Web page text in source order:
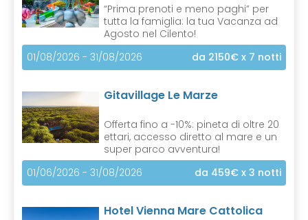
“Prima prenoti e meno paghi” per
tutta la famiglia: la tua Vacanza ad
Agosto nel Cilento!
01/08/2026 - 31/08/2026
da 2150€ x 7 notti
Gitavillage Le Marze
Offerta fino a -10%: pineta di oltre 20
ettari, accesso diretto al mare e un
super parco avventura!
01/06/2026 - 31/08/2026
da 459€ x 3 notti
Hotel Vienna Mare Cattolica